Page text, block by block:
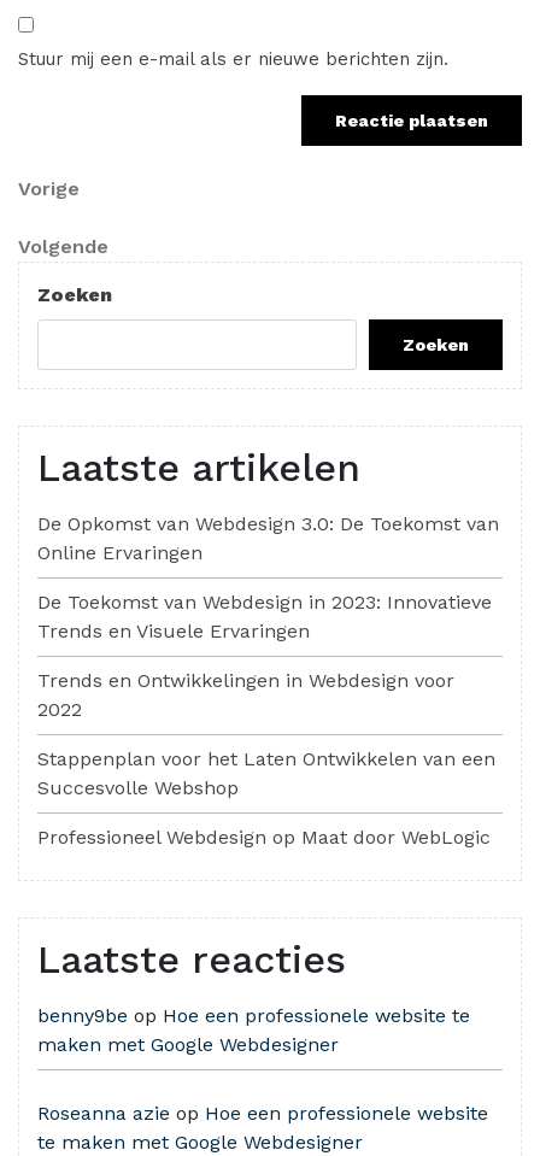
Stuur mij een e-mail als er nieuwe berichten zijn.
Berichtnavigatie
Vorig
Vorige
Volgend
bericht
Volgende
Zoeken
Zoeken
Laatste artikelen
De Opkomst van Webdesign 3.0: De Toekomst van
Online Ervaringen
De Toekomst van Webdesign in 2023: Innovatieve
Trends en Visuele Ervaringen
Trends en Ontwikkelingen in Webdesign voor
2022
Stappenplan voor het Laten Ontwikkelen van een
Succesvolle Webshop
Professioneel Webdesign op Maat door WebLogic
Laatste reacties
benny9be op Hoe een professionele website te
maken met Google Webdesigner
Roseanna azie op Hoe een professionele website
te maken met Google Webdesigner